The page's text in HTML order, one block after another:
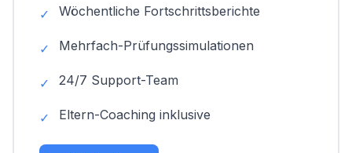
✓ Wöchentliche Fortschrittsberichte
✓ Mehrfach-Prüfungssimulationen
✓ 24/7 Support-Team
✓ Eltern-Coaching inklusive